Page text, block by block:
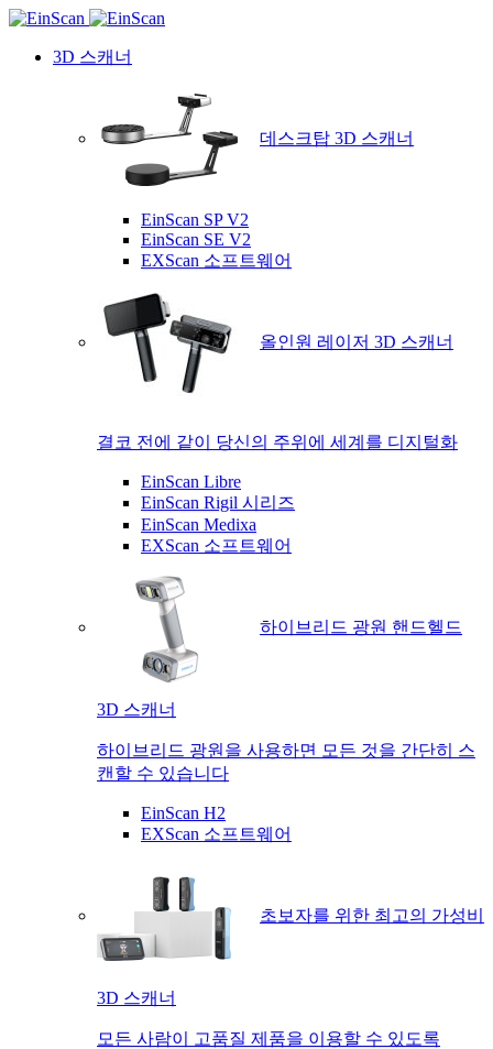
3D 스캐너
데스크탑 3D 스캐너
EinScan SP V2
EinScan SE V2
EXScan 소프트웨어
올인원 레이저 3D 스캐너
결코 전에 같이 당신의 주위에 세계를 디지털화
EinScan Libre
EinScan Rigil 시리즈
EinScan Medixa
EXScan 소프트웨어
하이브리드 광원 핸드헬드
3D 스캐너
하이브리드 광원을 사용하면 모든 것을 간단히 스
캔할 수 있습니다
EinScan H2
EXScan 소프트웨어
초보자를 위한 최고의 가성비
3D 스캐너
모든 사람이 고품질 제품을 이용할 수 있도록